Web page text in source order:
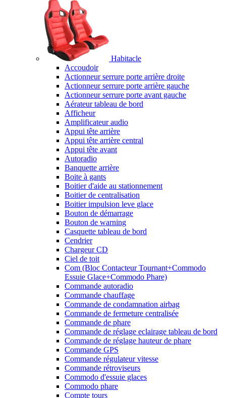
Habitacle
Accoudoir
Actionneur serrure porte arrière droite
Actionneur serrure porte arrière gauche
Actionneur serrure porte avant gauche
Aérateur tableau de bord
Afficheur
Amplificateur audio
Appui tête arrière
Appui tête arrière central
Appui tête avant
Autoradio
Banquette arrière
Boite à gants
Boitier d'aide au stationnement
Boitier de centralisation
Boitier impulsion leve glace
Bouton de démarrage
Bouton de warning
Casquette tableau de bord
Cendrier
Chargeur CD
Ciel de toit
Com (Bloc Contacteur Tournant+Commodo
Essuie Glace+Commodo Phare)
Commande autoradio
Commande chauffage
Commande de condamnation airbag
Commande de fermeture centralisée
Commande de phare
Commande de réglage eclairage tableau de bord
Commande de réglage hauteur de phare
Commande GPS
Commande régulateur vitesse
Commande rétroviseurs
Commodo d'essuie glaces
Commodo phare
Compte tours